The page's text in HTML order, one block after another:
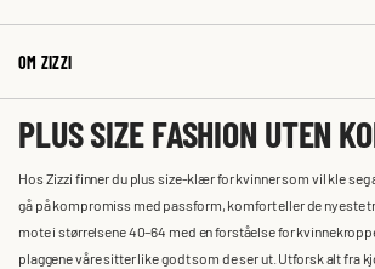
OM ZIZZI
PLUS SIZE FASHION UTEN
Hos Zizzi finner du plus size-klær for kvinner som vil kle seg
gå på kompromiss med passform, komfort eller de nyeste
mote i størrelsene 40–64 med en forståelse for
plaggene våre sitter like godt som de ser ut. Utforsk alt fra